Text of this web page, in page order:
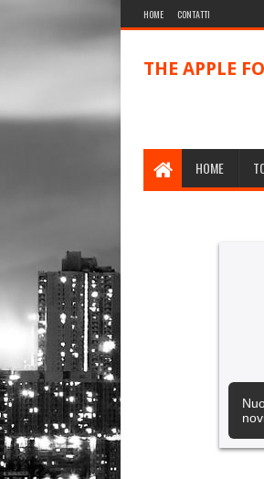
HOME CONTATTI
THE APPLE
HOME